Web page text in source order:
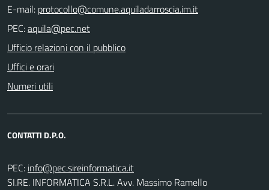
E-mail:
PEC:
Ufficio relazioni con il pubblico
Uffici e orari
Numeri utili
CONTATTI D.P.O.
PEC:
SI.RE. INFORMATICA S.R.L. Avv. Massimo Ramello